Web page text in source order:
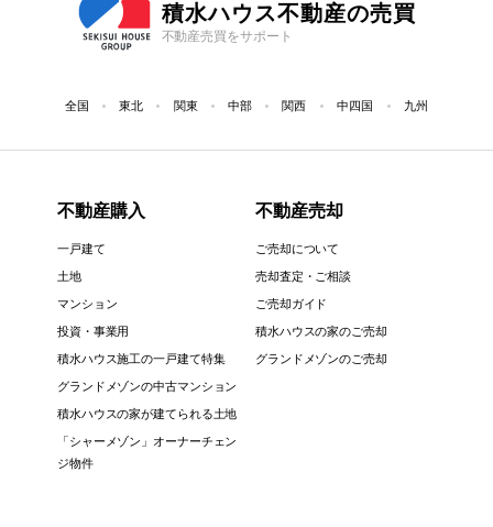
積水ハウス不動産の売買
不動産売買をサポート
全国 東北 関東 中部 関西 中四国 九州
不動産購入
一戸建て
土地
マンション
投資・事業用
積水ハウス施工の一戸建て特集
グランドメゾンの中古マンション
積水ハウスの家が建てられる土地
「シャーメゾン」オーナーチェン
ジ物件
不動産売却
ご売却について
売却査定・ご相談
ご売却ガイド
積水ハウスの家のご売却
グランドメゾンのご売却